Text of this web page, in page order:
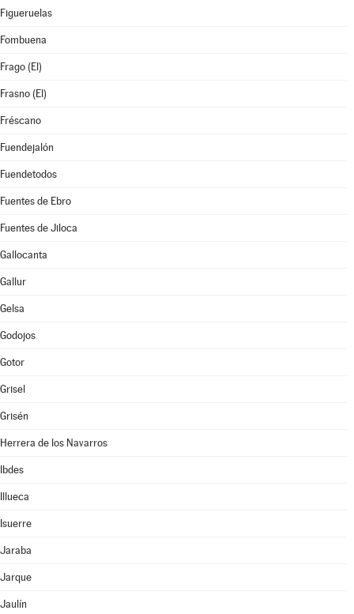
Figueruelas
Fombuena
Frago (El)
Frasno (El)
Fréscano
Fuendejalón
Fuendetodos
Fuentes de Ebro
Fuentes de Jiloca
Gallocanta
Gallur
Gelsa
Godojos
Gotor
Grisel
Grisén
Herrera de los Navarros
Ibdes
Illueca
Isuerre
Jaraba
Jarque
Jaulín